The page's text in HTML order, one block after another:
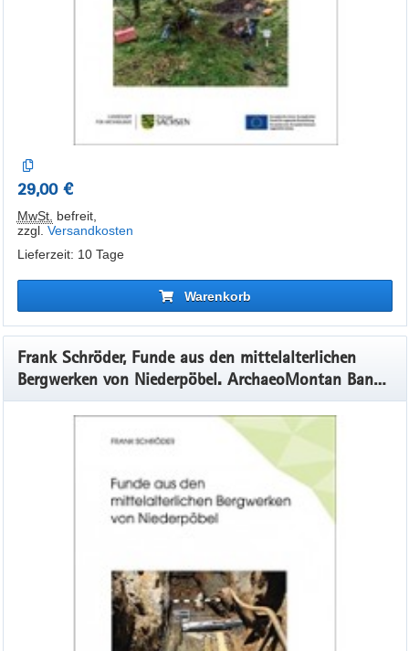
29,00 €
MwSt. befreit,
zzgl. Versandkosten
Lieferzeit: 10 Tage
Warenkorb
Frank Schröder, Funde aus den mittelalterlichen
Bergwerken von Niederpöbel. ArchaeoMontan Band
3